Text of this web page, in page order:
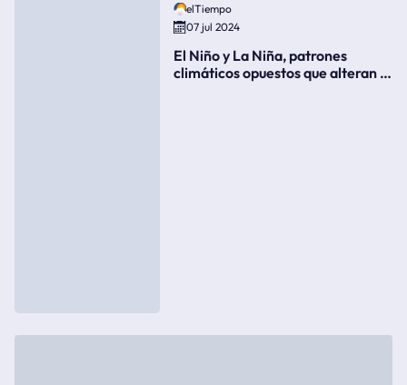
elTiempo
07 jul 2024
El Niño y La Niña, patrones
climáticos opuestos que alteran la